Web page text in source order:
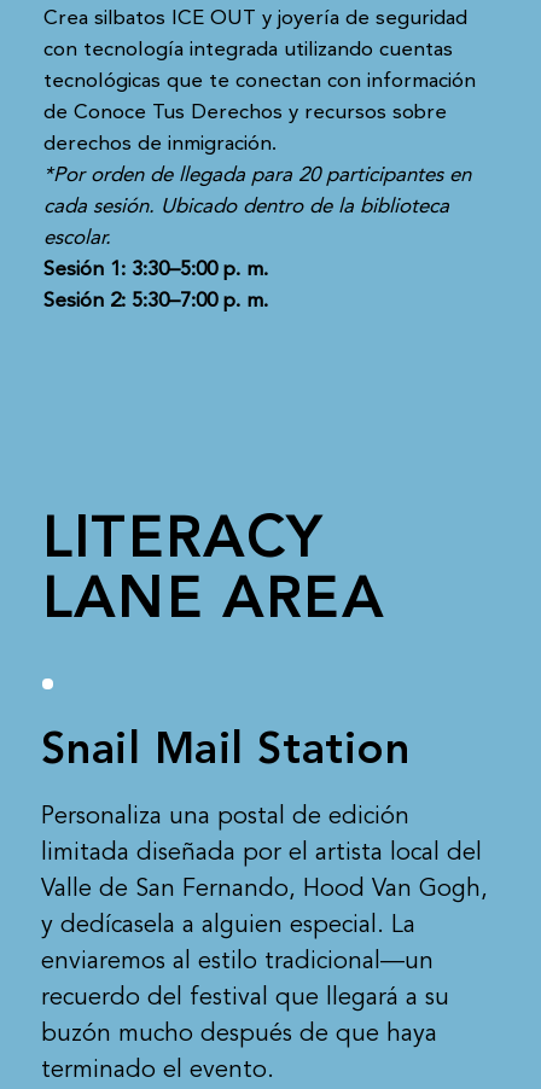
Crea silbatos ICE OUT y joyería de seguridad
con tecnología integrada utilizando cuentas
tecnológicas que te conectan con información
de Conoce Tus Derechos y recursos sobre
derechos de inmigración.
*Por orden de llegada para 20 participantes en
cada sesión. Ubicado dentro de la biblioteca
escolar.
Sesión 1: 3:30–5:00 p. m.
Sesión 2: 5:30–7:00 p. m.
LITERACY
LANE AREA
Snail Mail Station
Personaliza una postal de edición
limitada diseñada por el artista local del
Valle de San Fernando, Hood Van Gogh,
y dedícasela a alguien especial. La
enviaremos al estilo tradicional—un
recuerdo del festival que llegará a su
buzón mucho después de que haya
terminado el evento.